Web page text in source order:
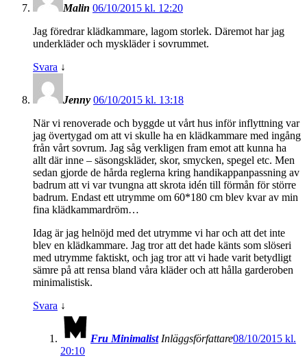
Malin 06/10/2015 kl. 12:20
Jag föredrar klädkammare, lagom storlek. Däremot har jag
underkläder och myskläder i sovrummet.
Svara ↓
Jenny 06/10/2015 kl. 13:18
När vi renoverade och byggde ut vårt hus inför inflyttning var
jag övertygad om att vi skulle ha en klädkammare med ingång
från vårt sovrum. Jag såg verkligen fram emot att kunna ha
allt där inne – säsongskläder, skor, smycken, spegel etc. Men
sedan gjorde de hårda reglerna kring handikappanpassning av
badrum att vi var tvungna att skrota idén till förmån för större
badrum. Endast ett utrymme om 60*180 cm blev kvar av min
fina klädkammardröm…
Idag är jag helnöjd med det utrymme vi har och att det inte
blev en klädkammare. Jag tror att det hade känts som slöseri
med utrymme faktiskt, och jag tror att vi hade varit betydligt
sämre på att rensa bland våra kläder och att hålla garderoben
minimalistisk.
Svara ↓
Fru Minimalist Inläggsförfattare08/10/2015 kl.
20:10